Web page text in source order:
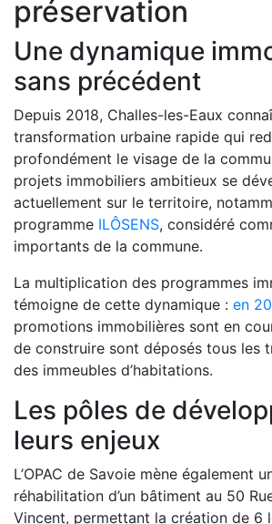
préservation
Une dynamique
sans précédent
Depuis 2018, Challes-les-Eaux
transformation urbaine rapide qui
profondément le visage de la
projets immobiliers ambitieux se
actuellement sur le territoire,
programme ILÔSENS, considéré
importants de la commune.
La multiplication des programmes
témoigne de cette dynamique : en
promotions immobilières sont en
de construire sont déposés tous les
des immeubles d’habitations.
Les pôles de
leurs enjeux
L’OPAC de Savoie mène également
réhabilitation d’un bâtiment au 50
Vincent, permettant la création de 6